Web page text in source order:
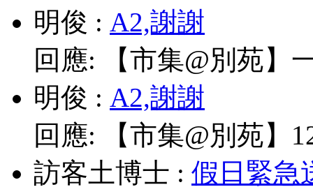
明俊 : A2,謝謝
回應:
【市集@別苑】
明俊 : A2,謝謝
回應:
【市集@別苑】
訪客土博士 : 假日緊急